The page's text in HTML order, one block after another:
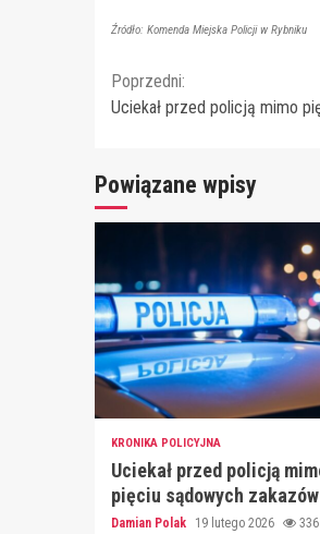
Źródło: Komenda Miejska Policji w Rybniku
Continue
Poprzedni:
Uciekał przed policją mimo
Powiązane wpisy
KRONIKA POLICYJNA
Uciekał przed policją
pięciu sądowych zakazów
Damian Polak 19 lutego 2026 336